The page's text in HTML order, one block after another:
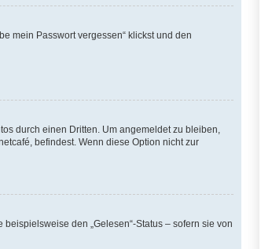
mein Passwort vergessen“ klickst und den
durch einen Dritten. Um angemeldet zu bleiben,
befindest. Wenn diese Option nicht zur
den „Gelesen“-Status – sofern sie von